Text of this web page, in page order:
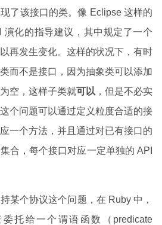
了该接口的类。像 Eclipse 这样的
演化的指导建议，其中规定了一个
再发生变化。这样的状况下，有时
而不是接口，因为抽象类可以添加
空，这样子类就可以 ，但是不必实
个问题可以通过定义粒度合适的接
一个方法，并且通过对已有接口的
合，每个接口对应一定单独的 API
某个协议这个问题，在 Ruby 中，
托给一个谓语函数（predicate